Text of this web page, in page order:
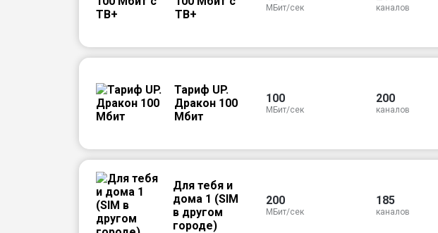
ТВ+
МБит/сек каналов
Тариф UP.
Дракон 100
Мбит
100
МБит/сек
200
каналов
Для тебя и
дома 1 (SIM
в другом
городе)
200
МБит/сек
185
каналов